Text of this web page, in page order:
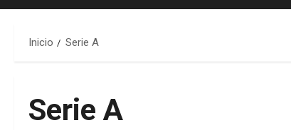
Inicio Serie A
Serie A